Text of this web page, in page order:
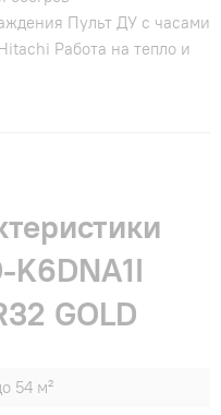
Пульт ДУ с часами
Работа на тепло и
K6DNA1I
GOLD
54 м²